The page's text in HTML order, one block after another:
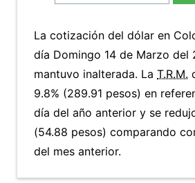
La cotización del dólar en
día Domingo 14 de Marzo del
mantuvo inalterada. La T.R.M.
9.8% (289.91 pesos) en
día del año anterior y se
(54.88 pesos) comparando
del mes anterior.